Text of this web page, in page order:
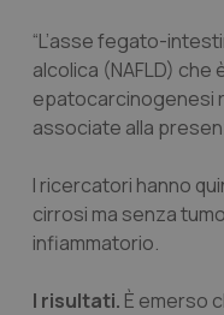
“L’asse fegato-
alcolica (NAFLD)
epatocarcinogenesi
associate alla
I ricercatori hanno
cirrosi ma senza
infiammatorio.
I risultati. È emerso